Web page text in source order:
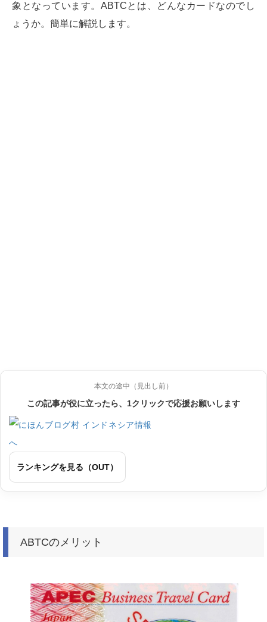
象となっています。ABTCとは、どんなカードなのでし
ょうか。簡単に解説します。
本文の途中（見出し前）
この記事が役に立ったら、1クリックで応援お願いします
ランキングを見る（OUT）
ABTCのメリット